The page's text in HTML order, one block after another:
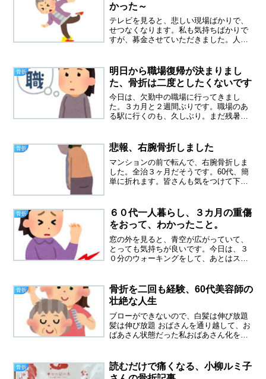
かった～
テレビを見ると、悲しい現場ばかりで、
せつなくなります。私も気持ちばかりで
すが、募金させていただきました。人生
う乗り越えていいのかわからない時もあ
ります。まさに被災地の皆...
骨折
明日から職場復帰が決まりまし
た、骨折は二度としたくないです
今日は、欠勤中の職場に行ってきまし
た。３カ月と２週間ぶりです。職場のあ
る駅に行くのも、久しぶり。まだ残暑が
た。やはり３か月は長かったです。ドキ
ドキの医師との面談総務の方に...
骨折 悲報、右腕骨折しました
マンションの前で転んで、右腕骨折しま
した。全治３ヶ月だそうです。60代、簡
単に折れます。皆さんも気をつけて下さ
骨折
６０代一人暮らし、３カ月の重傷
をおって、わかったこと。
窓の外を見ると、青空が広がっていて、
とっても気持ちが良いです。今日は、３
０分のウォーキングをして、あとはスマ
折を経験してようやく完治のお墨付きを
いただき、ホッとしていま...
骨折
骨折を二回も経験、60代美容師の
壮絶な人生
ブローができないので、白髪は伸び放題
髪は伸び放題 おばさんを通り越して、お
ばあさん状態だった私おばあさん化を解
は、思い切って美容院へ行ってきました
いつも行く美容院...
骨折
読むだけで痛くなる、小柳ルミ子